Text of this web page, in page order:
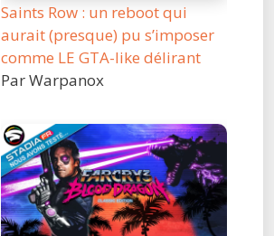
Saints Row : un reboot qui
aurait (presque) pu s’imposer
comme LE GTA-like délirant
Par Warpanox